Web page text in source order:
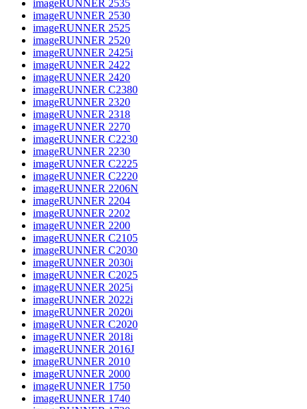
imageRUNNER 2535
imageRUNNER 2530
imageRUNNER 2525
imageRUNNER 2520
imageRUNNER 2425i
imageRUNNER 2422
imageRUNNER 2420
imageRUNNER C2380
imageRUNNER 2320
imageRUNNER 2318
imageRUNNER 2270
imageRUNNER C2230
imageRUNNER 2230
imageRUNNER C2225
imageRUNNER C2220
imageRUNNER 2206N
imageRUNNER 2204
imageRUNNER 2202
imageRUNNER 2200
imageRUNNER C2105
imageRUNNER C2030
imageRUNNER 2030i
imageRUNNER C2025
imageRUNNER 2025i
imageRUNNER 2022i
imageRUNNER 2020i
imageRUNNER C2020
imageRUNNER 2018i
imageRUNNER 2016J
imageRUNNER 2010
imageRUNNER 2000
imageRUNNER 1750
imageRUNNER 1740